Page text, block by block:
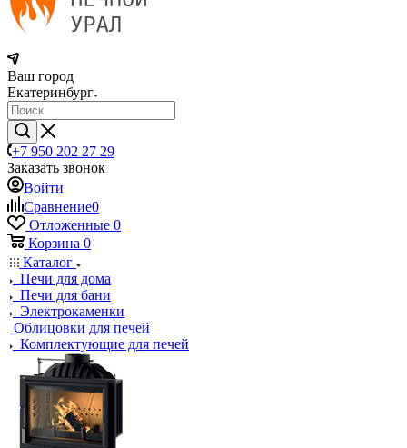
Ваш город
Екатеринбург
+7 950 202 27 29
Заказать звонок
Войти
Сравнение0
Отложенные 0
Корзина 0
Каталог
Печи для дома
Печи для бани
Электрокаменки
Облицовки для печей
Комплектующие для печей